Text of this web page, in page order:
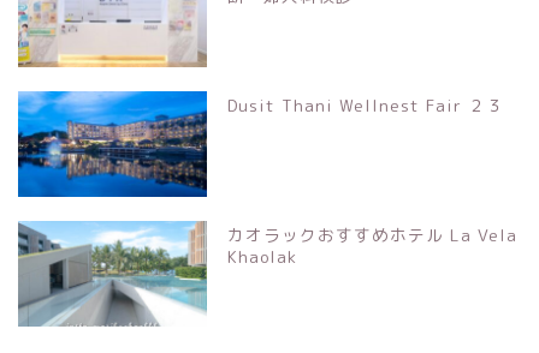
Dusit Thani Wellnest Fair ２３
カオラックおすすめホテル La Vela
Khaolak